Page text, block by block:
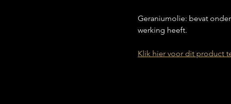
Geraniumolie: bevat
werking heeft.
Klik hier voor dit product